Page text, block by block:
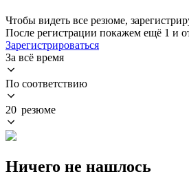
Чтобы видеть все резюме,
После регистрации покажем ещё 1 и
Зарегистрироваться
За всё время
По соответствию
20 резюме
Ничего не нашлось